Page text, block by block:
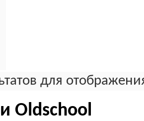
для
Oldschool